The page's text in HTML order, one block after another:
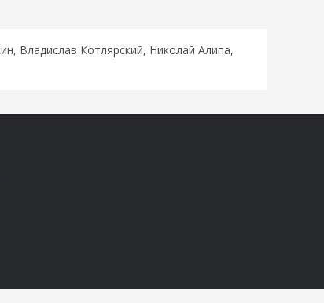
Владислав Котлярский, Николай Алипа,